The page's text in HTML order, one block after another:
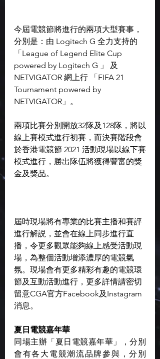
今屆電競節將進行的兩項大型賽事，
分別是：由 Logitech G 全力支持的
「League of Legend Elite Cup
powered by Logitech G 」 及
NETVIGATOR 網上行 「FIFA 21
Tournament powered by
NETVIGATOR」。
兩項比賽分別開放32隊及128隊，將以
線上賽模式進行初賽，而決賽階段會
於香港電競節 2021 活動現場以線下賽
模式進行，勝出隊伍將獲得豐富的獎
金及獎品。
屆時現場將有專業的比賽主播和賽評
進行解説，並會在線上同步進行直
播，令更多觀眾能夠線上感受活動現
場，為整個活動增添濃厚的電競氣
氛。現場會有更多精彩有趣的電競環
節及互動活動進行，更多詳情請密切
留意CGA官方Facebook及Instagram
消息。
夏日電競嘉年華
同場主辦「夏日電競嘉年華」，分別
會有各大電競潮流品牌參與，分別